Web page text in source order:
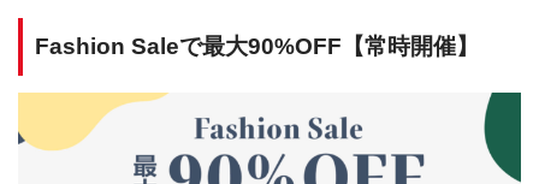
Fashion Saleで最大90%OFF【常時開催】